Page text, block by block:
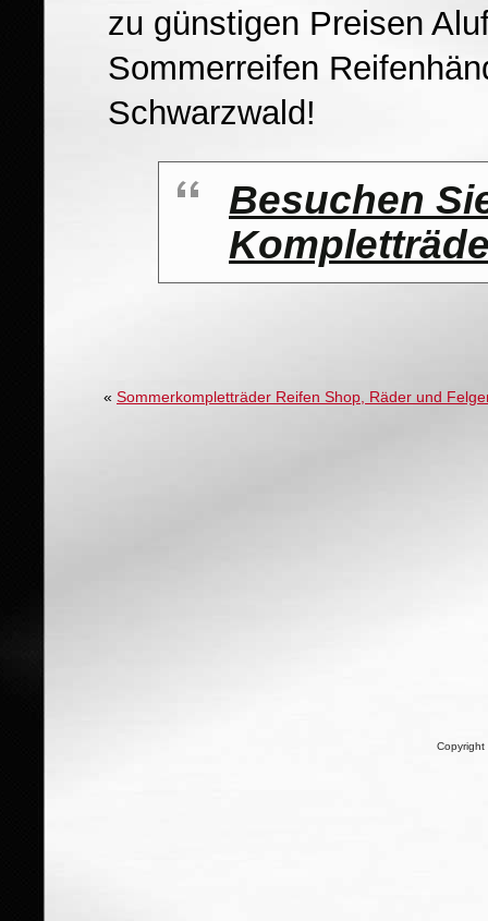
zu günstigen Preisen
Sommerreifen
Schwarzwald!
Besuchen
« Sommerkompletträder Reifen Shop, Räder und
Copyright